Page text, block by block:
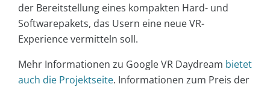
der Bereitstellung eines kompakten Hard- und
Softwarepakets, das Usern eine neue VR-
Experience vermitteln soll.
Mehr Informationen zu Google VR Daydream bietet
auch die Projektseite. Informationen zum Preis der